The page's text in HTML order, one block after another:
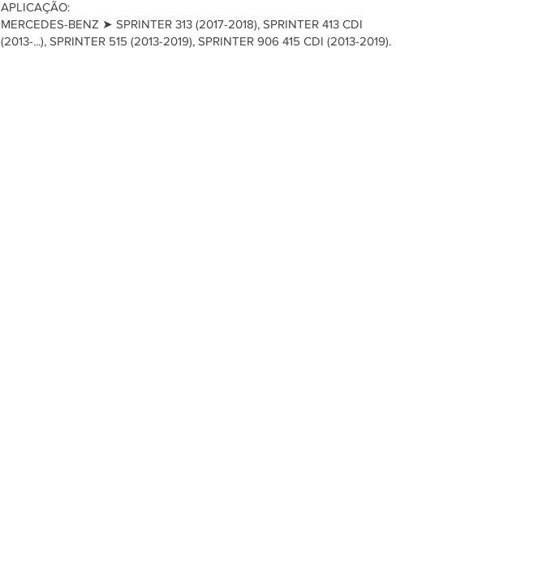
APLICAÇÃO:
MERCEDES-BENZ ➤ SPRINTER 313 (2017-2018), SPRINTER 413 CDI
(2013-...), SPRINTER 515 (2013-2019), SPRINTER 906 415 CDI (2013-2019).